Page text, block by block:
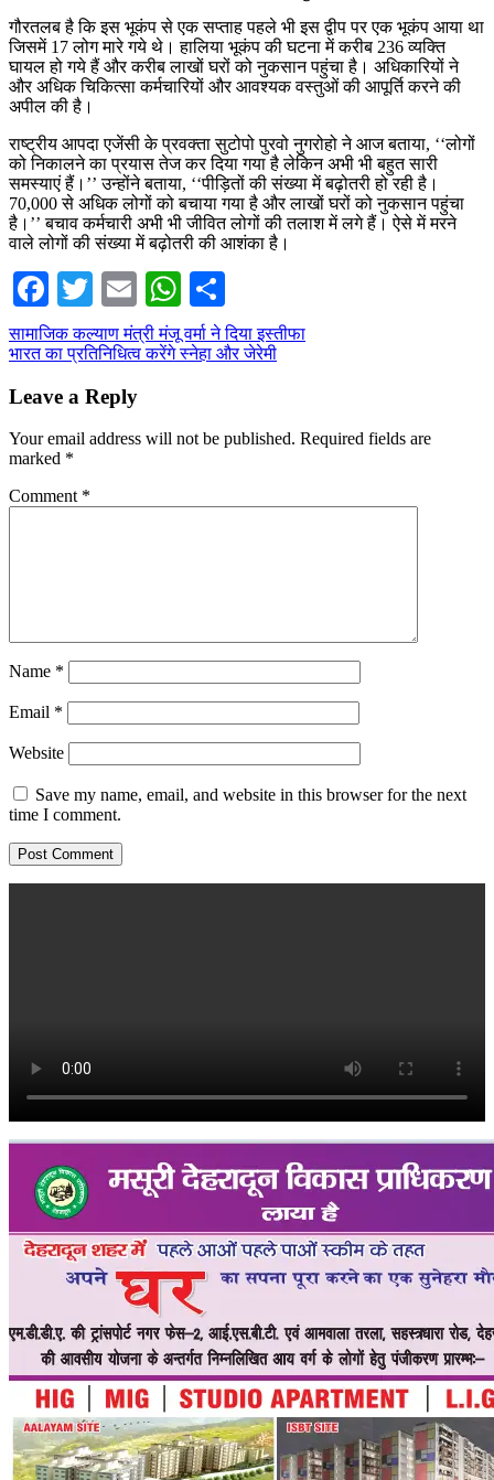
गौरतलब है कि इस भूकंप से एक सप्ताह पहले भी इस द्वीप पर एक भूकंप आया था
जिसमें 17 लोग मारे गये थे। हालिया भूकंप की घटना में करीब 236 व्यक्ति
घायल हो गये हैं और करीब लाखों घरों को नुकसान पहुंचा है। अधिकारियों ने
और अधिक चिकित्सा कर्मचारियों और आवश्यक वस्तुओं की आपूर्ति करने की
अपील की है।
राष्ट्रीय आपदा एजेंसी के प्रवक्ता सुटोपो पुरवो नुगरोहो ने आज बताया, ‘‘लोगों
को निकालने का प्रयास तेज कर दिया गया है लेकिन अभी भी बहुत सारी
समस्याएं हैं।’’ उन्होंने बताया, ‘‘पीड़ितों की संख्या में बढ़ोतरी हो रही है।
70,000 से अधिक लोगों को बचाया गया है और लाखों घरों को नुकसान पहुंचा
है।’’ बचाव कर्मचारी अभी भी जीवित लोगों की तलाश में लगे हैं। ऐसे में मरने
वाले लोगों की संख्या में बढ़ोतरी की आशंका है।
Facebook
TwitterEmailWhatsApp
Post
navigation
सामाजिक कल्याण मंत्री मंजू वर्मा ने दिया इस्तीफा
भारत का प्रतिनिधित्व करेंगे स्नेहा और जेरेमी
Leave a Reply
Your email address will not be published. Required fields are
marked *
Comment *
Name *
Email *
Website
Save my name, email, and website in this browser for the next
time I comment.